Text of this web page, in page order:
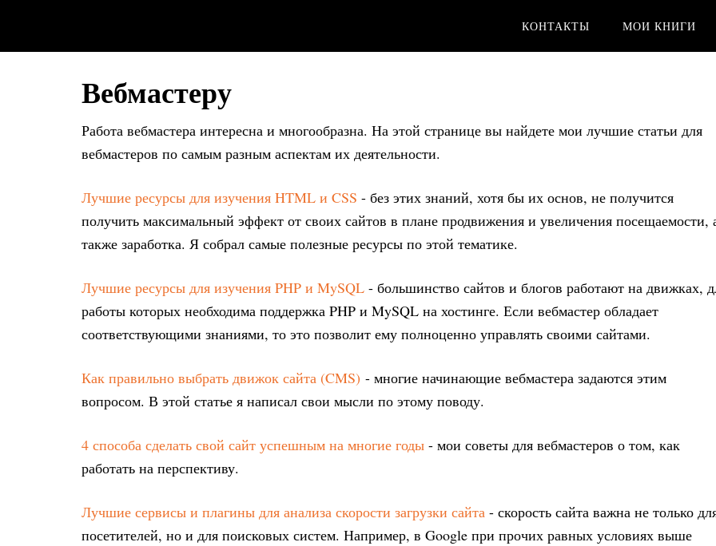
КОНТАКТЫ МОИ КНИГИ
Вебмастеру
Работа вебмастера интересна и многообразна. На этой странице вы найдете мои лучшие статьи для
вебмастеров по самым разным аспектам их деятельности.
Лучшие ресурсы для изучения HTML и CSS - без этих знаний, хотя бы их основ, не получится
получить максимальный эффект от своих сайтов в плане продвижения и увеличения посещаемости,
также заработка. Я собрал самые полезные ресурсы по этой тематике.
Лучшие ресурсы для изучения PHP и MySQL - большинство сайтов и блогов работают на движках,
работы которых необходима поддержка PHP и MySQL на хостинге. Если вебмастер обладает
соответствующими знаниями, то это позволит ему полноценно управлять своими сайтами.
Как правильно выбрать движок сайта (CMS) - многие начинающие вебмастера задаются этим
вопросом. В этой статье я написал свои мысли по этому поводу.
4 способа сделать свой сайт успешным на многие годы - мои советы для вебмастеров о том, как
работать на перспективу.
Лучшие сервисы и плагины для анализа скорости загрузки сайта - скорость сайта важна не только
посетителей, но и для поисковых систем. Например, в Google при прочих равных условиях выше